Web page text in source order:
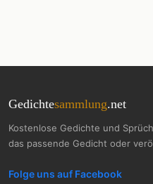
Gedichtesammlung.net
Kostenlose Gedichte und
das passende Gedicht oder
Folge uns auf Facebook